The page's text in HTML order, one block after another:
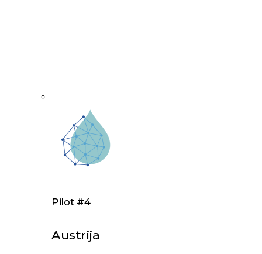
Pilot #4
Austrija